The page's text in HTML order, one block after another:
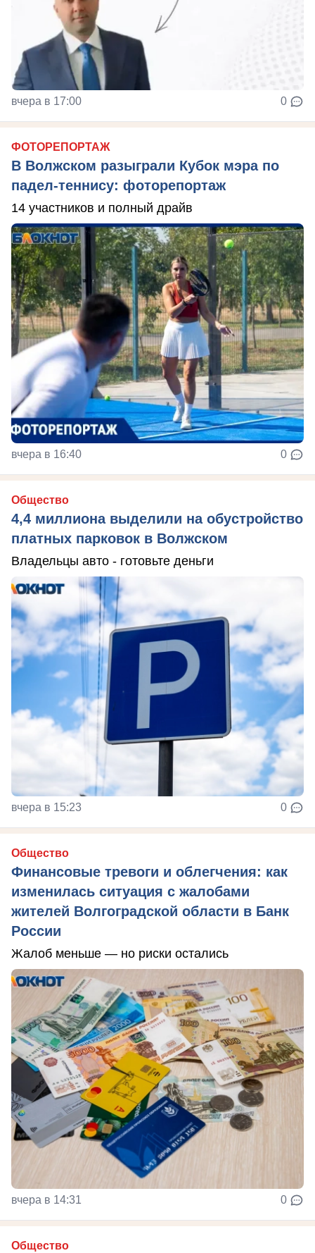
вчера в 17:00 0
ФОТОРЕПОРТАЖ
В Волжском разыграли Кубок мэра по
падел-теннису: фоторепортаж
14 участников и полный драйв
вчера в 16:40 0
Общество
4,4 миллиона выделили на обустройство
платных парковок в Волжском
Владельцы авто - готовьте деньги
вчера в 15:23 0
Общество
Финансовые тревоги и облегчения: как
изменилась ситуация с жалобами
жителей Волгоградской области в Банк
России
Жалоб меньше — но риски остались
вчера в 14:31 0
Общество